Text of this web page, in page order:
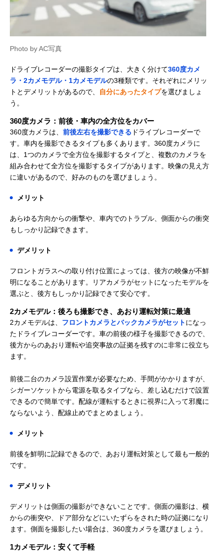
Photo by AC写真
ドライブレコーダーの撮影タイプは、大きく分けて360度カメ
ラ・2カメモデル・1カメモデルの3種類です。それぞれにメリッ
トとデメリットがあるので、
自分にあったタイプを選びましょ
う。
360度カメラ：前後・車内の全方位をカバー
360度カメラは、 前後左右を撮影できる ドライブレコーダーで
す。車内を撮影できるタイプも多くあります。360度カメラに
は、1つのカメラで全方位を撮影するタイプと、複数のカメラを
組み合わせて全方位を撮影するタイプがあります。映像の見え方
に違いがあるので、好みのものを選びましょう。
メリット
あらゆる方向からの衝撃や、車内でのトラブル、側面からの衝突
もしっかり記録できます。
デメリット
フロントガラスへの取り付け位置によっては、後方の映像が不鮮
明になることがあります。
リアカメラがセットになったモデルを
選ぶと、後方もしっかり記録できて安心です。
2カメモデル：後ろも撮影でき、あおり運転対策に最適
2カメモデルは、 フロントカメラとバックカメラがセットになっ
たドライブレコーダーです。車の前後の様子を撮影できるので、
後方からのあおり運転や追突事故の証拠を残すのに非常に役立ち
ます。
前後二台のカメラ設置作業が必要なため、手間がかかりますが、
シガーソケットから電源を取るタイプなら、差し込むだけで設置
できるので簡単です。配線が運転するときに視界に入って邪魔に
ならないよう、配線止めでまとめましょう。
メリット
前後を鮮明に記録できるので、あおり運転対策として最も一般的
です。
デメリット
デメリットは側面の撮影ができないことです。側面の撮影は、横
からの衝突や、ドア部分などにいたずらをされた時の証拠になり
ます。側面を撮影したい場合は、360度カメラを選びましょう。
1カメモデル：安くて手軽